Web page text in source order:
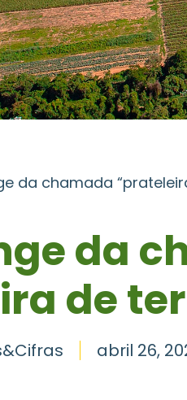
da chamada
da
de
abril 26,